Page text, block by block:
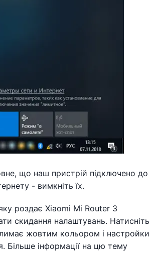
що наш пристрій підключено до
- вимкніть їх.
роздає Xiaomi Mi Router 3
скидання налаштувань. Натисніть
жовтим кольором і настройки
Більше інформації на цю тему